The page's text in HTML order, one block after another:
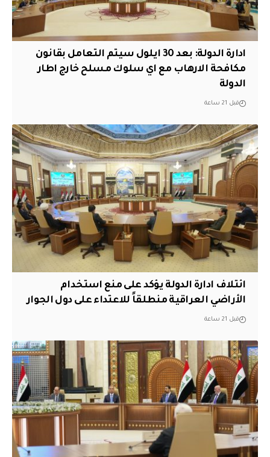
ادارة الدولة: بعد 30 ايلول سيتم التعامل بقانون
مكافحة الارهاب مع اي سلوك مسلح خارج اطار
الدولة
قبل 21 ساعة
ائتلاف ادارة الدولة يؤكد على منع استخدام
الأراضي العراقية منطلقاً للاعتداء على دول الجوار
قبل 21 ساعة